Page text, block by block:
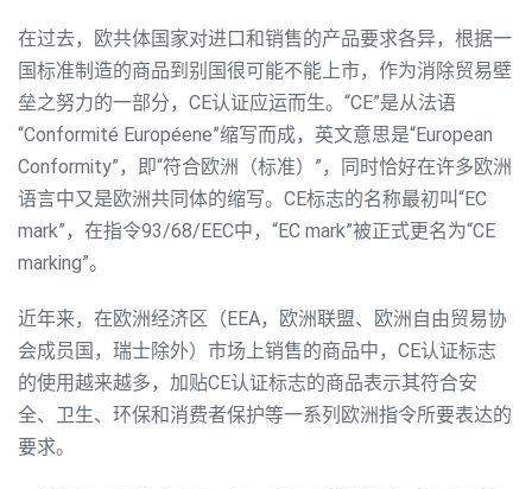
在过去，欧共体国家对进口和销售的产品要求各异，根据一
国标准制造的商品到别国很可能不能上市，作为消除贸易壁
垒之努力的一部分，CE认证应运而生。“CE”是从法语
“Conformité Européene”缩写而成，英文意思是“European
Conformity”，即“符合欧洲（标准）”，同时恰好在许多欧洲
语言中又是欧洲共同体的缩写。CE标志的名称最初叫“EC
mark”，在指令93/68/EEC中，“EC mark”被正式更名为“CE
marking”。
近年来，在欧洲经济区（EEA，欧洲联盟、欧洲自由贸易协
会成员国，瑞士除外）市场上销售的商品中，CE认证标志
的使用越来越多，加贴CE认证标志的商品表示其符合安
全、卫生、环保和消费者保护等一系列欧洲指令所要表达的
要求。